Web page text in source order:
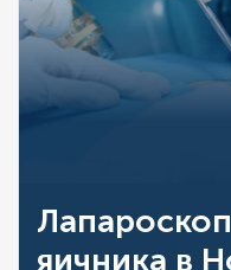
яичника в